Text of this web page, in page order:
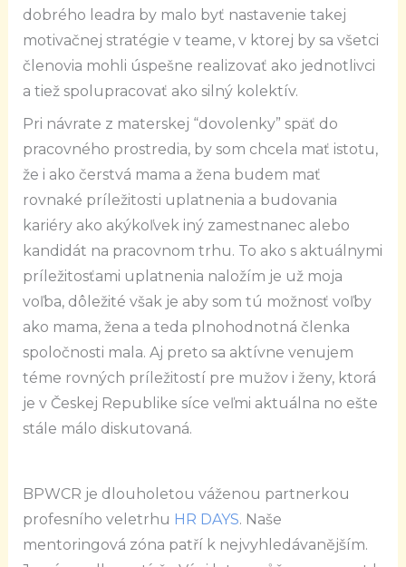
dobrého leadra by malo byť nastavenie takej
motivačnej stratégie v teame, v ktorej by sa všetci
členovia mohli úspešne realizovať ako jednotlivci
a tiež spolupracovať ako silný kolektív.
Pri návrate z materskej “dovolenky” späť do
pracovného prostredia, by som chcela mať istotu,
že i ako čerstvá mama a žena budem mať
rovnaké príležitosti uplatnenia a budovania
kariéry ako akýkoľvek iný zamestnanec alebo
kandidát na pracovnom trhu. To ako s aktuálnymi
príležitosťami uplatnenia naložím je už moja
voľba, dôležité však je aby som tú možnosť voľby
ako mama, žena a teda plnohodnotná členka
spoločnosti mala. Aj preto sa aktívne venujem
téme rovných príležitostí pre mužov i ženy, ktorá
je v Českej Republike síce veľmi aktuálna no ešte
stále málo diskutovaná.
BPWCR je dlouholetou váženou partnerkou
profesního veletrhu HR DAYS. Naše
mentoringová zóna patří k nejvyhledávanějším.